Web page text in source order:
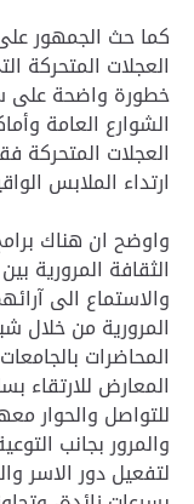
كما حث الجمهور
العجلات المتحركة
خطورة واضحة على
الشوارع العامة
العجلات المتحركة
ارتداء الملابس
واوضح ان هناك
الثقافة المرورية
والاستماع الى
المرورية من خلال
المحاضرات
المعارض للارتقاء
للتواصل والحوار
والمرور بجانب
لتفعيل دور الاسر